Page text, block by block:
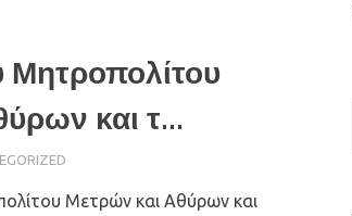
Μητροπολίτου
και τ...
ΠΑΠΑΪΩΆΝΝΟΥ
Μετρών και Αθύρων και